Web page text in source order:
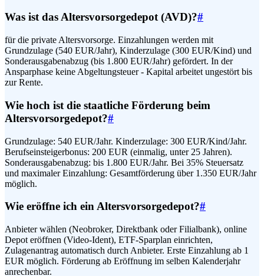
Was ist das Altersvorsorgedepot (AVD)?#
für die private Altersvorsorge. Einzahlungen werden mit
Grundzulage (540 EUR/Jahr), Kinderzulage (300 EUR/Kind) und
Sonderausgabenabzug (bis 1.800 EUR/Jahr) gefördert. In der
Ansparphase keine Abgeltungsteuer - Kapital arbeitet ungestört bis
zur Rente.
Wie hoch ist die staatliche Förderung beim
Altersvorsorgedepot?#
Grundzulage: 540 EUR/Jahr. Kinderzulage: 300 EUR/Kind/Jahr.
Berufseinsteigerbonus: 200 EUR (einmalig, unter 25 Jahren).
Sonderausgabenabzug: bis 1.800 EUR/Jahr. Bei 35% Steuersatz
und maximaler Einzahlung: Gesamtförderung über 1.350 EUR/Jahr
möglich.
Wie eröffne ich ein Altersvorsorgedepot?#
Anbieter wählen (Neobroker, Direktbank oder Filialbank), online
Depot eröffnen (Video-Ident), ETF-Sparplan einrichten,
Zulagenantrag automatisch durch Anbieter. Erste Einzahlung ab 1
EUR möglich. Förderung ab Eröffnung im selben Kalenderjahr
anrechenbar.